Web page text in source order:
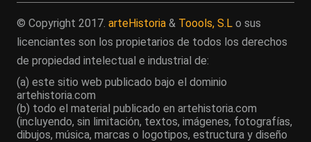
© Copyright 2017. arteHistoria & Toools, S.L o sus
licenciantes son los propietarios de todos los derechos
de propiedad intelectual e industrial de:
(a) este sitio web publicado bajo el dominio
artehistoria.com
(b) todo el material publicado en artehistoria.com
(incluyendo, sin limitación, textos, imágenes, fotografías,
dibujos, música, marcas o logotipos, estructura y diseño